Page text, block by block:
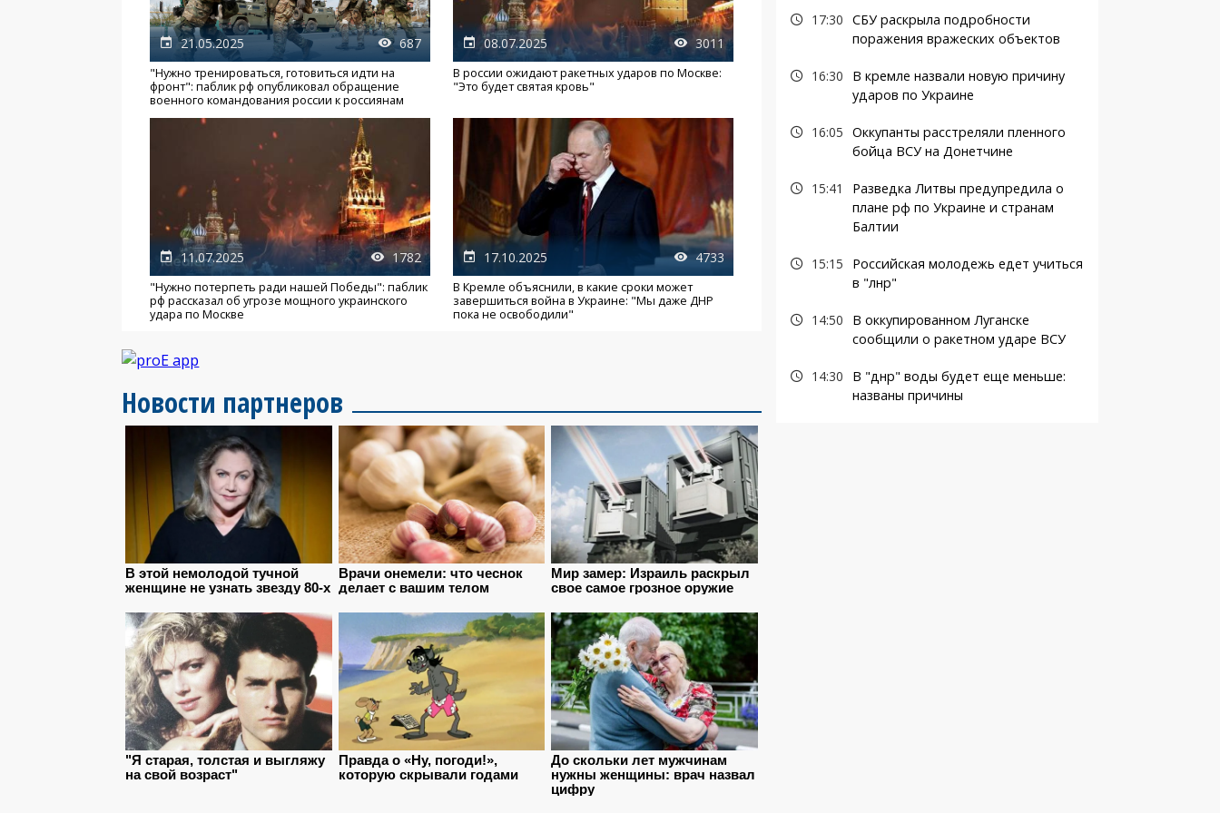
21.05.2025 687
"Нужно тренироваться, готовиться идти на
фронт": паблик рф опубликовал обращение
военного командования россии к россиянам
08.07.2025 3011
В россии ожидают ракетных ударов по Москве:
"Это будет святая кровь"
11.07.2025 1782
"Нужно потерпеть ради нашей Победы": паблик
рф рассказал об угрозе мощного украинского
удара по Москве
17.10.2025 4733
В Кремле объяснили, в какие сроки может
завершиться война в Украине: "Мы даже ДНР
пока не освободили"
Новости партнеров
17:30 СБУ раскрыла подробности
поражения вражеских объектов
16:30
В кремле назвали новую причину
ударов по Украине
16:05 Оккупанты расстреляли пленного
бойца ВСУ на Донетчине
15:41
Разведка Литвы предупредила о
плане рф по Украине и странам
Балтии
15:15
Российская молодежь едет учиться
в "лнр"
14:50
В оккупированном Луганске
сообщили о ракетном ударе ВСУ
14:30
В "днр" воды будет еще меньше:
названы причины